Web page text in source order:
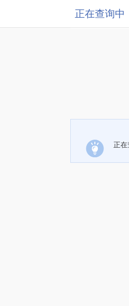
正在查询中
正在